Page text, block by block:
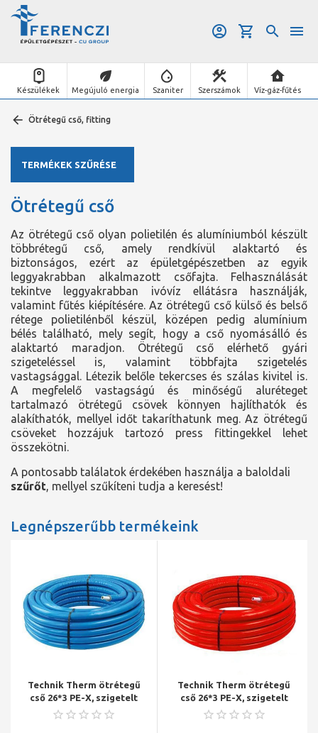
Készülékek Megújuló energia Szaniter Szerszámok Víz-gáz-fűtés
Ötrétegű cső, fitting
Ötrétegű cső
Az ötrétegű cső olyan polietilén és alumíniumból készült
többrétegű cső, amely rendkívül alaktartó és
biztonságos, ezért az épületgépészetben az egyik
leggyakrabban alkalmazott csőfajta. Felhasználását
tekintve leggyakrabban ivóvíz ellátásra használják,
valamint fűtés kiépítésére. Az ötrétegű cső külső és belső
rétege polietilénből készül, középen pedig alumínium
bélés található, mely segít, hogy a cső nyomásálló és
alaktartó maradjon. Ötrétegű cső elérhető gyári
szigeteléssel is, valamint többfajta szigetelés
vastagsággal. Létezik belőle tekercses és szálas kivitel is.
A megfelelő vastagságú és minőségű aluréteget
tartalmazó ötrétegű csövek könnyen hajlíthatók és
alakíthatók, mellyel időt takaríthatunk meg. Az ötrétegű
csöveket hozzájuk tartozó press fittingekkel lehet
összekötni.
A pontosabb találatok érdekében használja a baloldali
szűrőt, mellyel szűkíteni tudja a keresést!
Legnépszerűbb termékeink
Technik Therm ötrétegű
cső 26*3 PE-X, szigetelt
kék, 50 fm/tekercs
Technik Therm ötrétegű
cső 26*3 PE-X, szigetelt
piros, 50 fm/tekercs
TERMÉKEK SZŰRÉSE